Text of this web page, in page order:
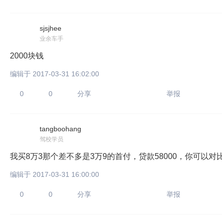
sjsjhee
业余车手
2000块钱
编辑于 2017-03-31 16:02:00
0 0 分享 举报
tangboohang
驾校学员
我买8万3那个差不多是3万9的首付，贷款58000，你可以对
编辑于 2017-03-31 16:00:00
0 0 分享 举报